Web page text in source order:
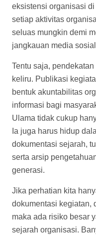
eksistensi organisasi
setiap aktivitas
seluas mungkin demi
jangkauan media
Tentu saja,
keliru. Publikasi
bentuk akuntabilitas
informasi bagi
Ulama tidak cukup
Ia juga harus hidup
dokumentasi sejarah,
serta arsip
generasi.
Jika perhatian kita
dokumentasi kegiatan,
maka ada risiko besar
sejarah organisasi.